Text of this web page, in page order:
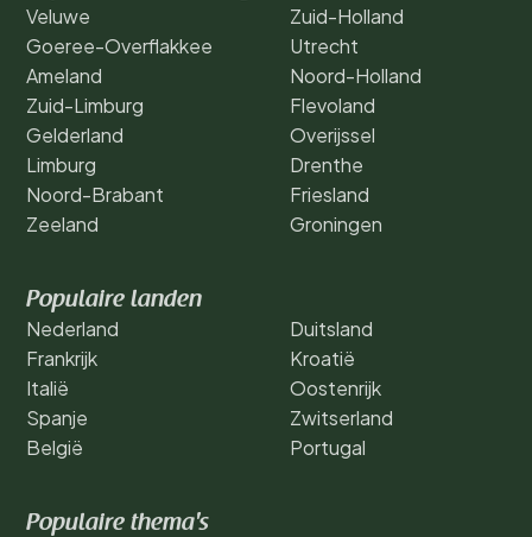
Veluwe
Goeree-Overflakkee
Ameland
Zuid-Limburg
Gelderland
Limburg
Noord-Brabant
Zeeland
Zuid-Holland
Utrecht
Noord-Holland
Flevoland
Overijssel
Drenthe
Friesland
Groningen
Populaire landen
Nederland
Frankrijk
Italië
Spanje
België
Duitsland
Kroatië
Oostenrijk
Zwitserland
Portugal
Populaire thema's